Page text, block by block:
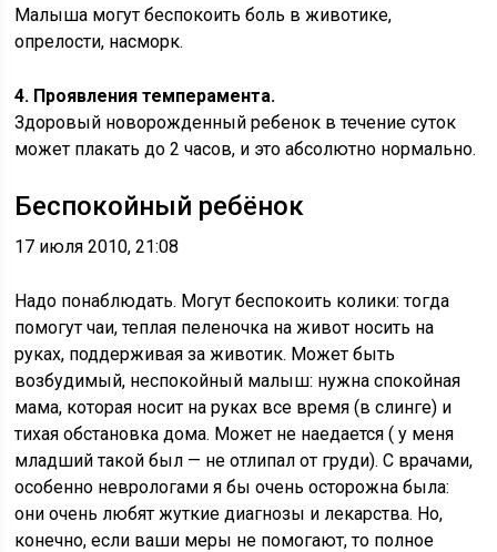
Малыша могут беспокоить боль в животике,
опрелости, насморк.
4. Проявления темперамента.
Здоровый новорожденный ребенок в течение суток
может плакать до 2 часов, и это абсолютно нормально.
Беспокойный ребёнок
17 июля 2010, 21:08
Надо понаблюдать. Могут беспокоить колики: тогда
помогут чаи, теплая пеленочка на живот носить на
руках, поддерживая за животик. Может быть
возбудимый, неспокойный малыш: нужна спокойная
мама, которая носит на руках все время (в слинге) и
тихая обстановка дома. Может не наедается ( у меня
младший такой был — не отлипал от груди). С врачами,
особенно неврологами я бы очень осторожна была:
они очень любят жуткие диагнозы и лекарства. Но,
конечно, если ваши меры не помогают, то полное